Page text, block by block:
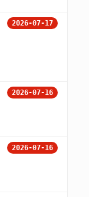
2026-07-17
2026-07-16
2026-07-16